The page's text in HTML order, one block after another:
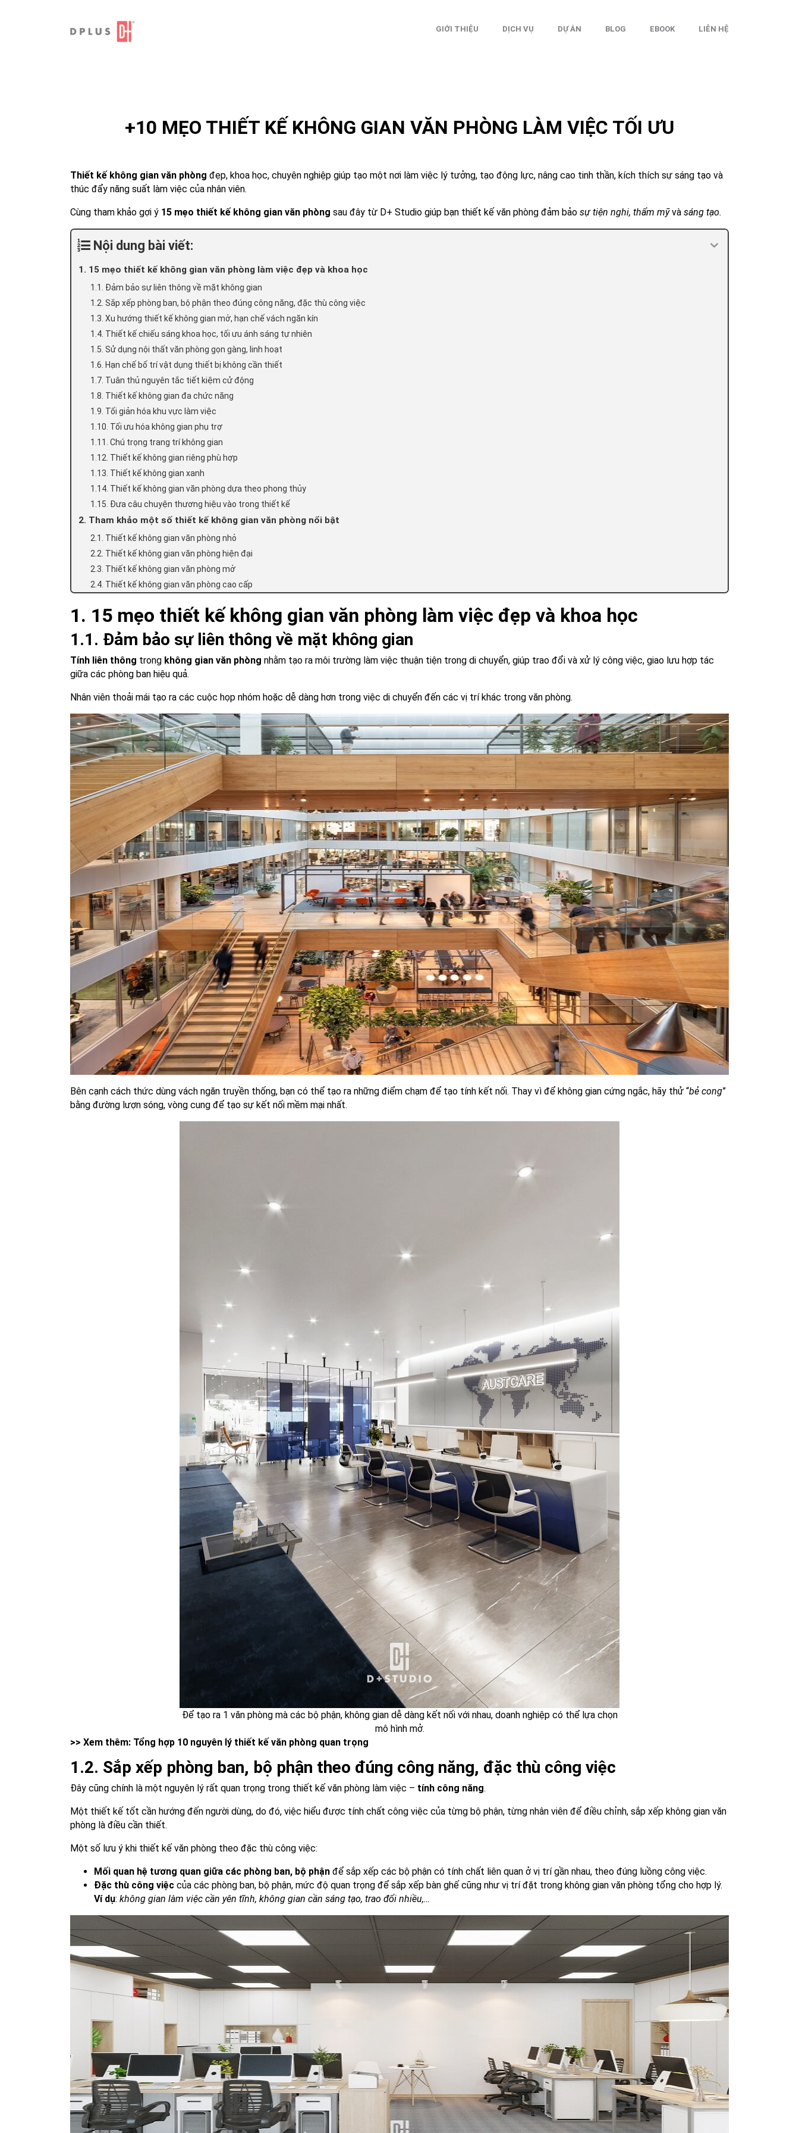
GIỚI THIỆU DỊCH VỤ DỰ ÁN BLOG EBOOK LIÊN HỆ
+10 MẸO THIẾT KẾ KHÔNG GIAN VĂN PHÒNG LÀM VIỆC TỐI ƯU
Thiết kế không gian văn phòng đẹp, khoa học, chuyên nghiệp giúp tạo một nơi làm việc lý tưởng, tạo động lực, nâng cao tinh thần, kích thích sự sáng tạo và
thúc đẩy năng suất làm việc của nhân viên.
Cùng tham khảo gợi ý 15 mẹo thiết kế không gian văn phòng sau đây từ D+ Studio giúp bạn thiết kế văn phòng đảm bảo sự tiện nghi, thẩm mỹvà sáng tạo.
Nội dung bài viết:
1. 15 mẹo thiết kế không gian văn phòng làm việc đẹp và khoa học
1.1. Đảm bảo sự liên thông về mặt không gian
1.2. Sắp xếp phòng ban, bộ phận theo đúng công năng, đặc thù công việc
1.3. Xu hướng thiết kế không gian mở, hạn chế vách ngăn kín
1.4. Thiết kế chiếu sáng khoa học, tối ưu ánh sáng tự nhiên
1.5. Sử dụng nội thất văn phòng gọn gàng, linh hoạt
1.6. Hạn chế bố trí vật dụng thiết bị không cần thiết
1.7. Tuân thủ nguyên tắc tiết kiệm cử động
1.8. Thiết kế không gian đa chức năng
1.9. Tối giản hóa khu vực làm việc
1.10. Tối ưu hóa không gian phụ trợ
1.11. Chú trọng trang trí không gian
1.12. Thiết kế không gian riêng phù hợp
1.13. Thiết kế không gian xanh
1.14. Thiết kế không gian văn phòng dựa theo phong thủy
1.15. Đưa câu chuyện thương hiệu vào trong thiết kế
2. Tham khảo một số thiết kế không gian văn phòng nổi bật
2.1. Thiết kế không gian văn phòng nhỏ
2.2. Thiết kế không gian văn phòng hiện đại
2.3. Thiết kế không gian văn phòng mở
2.4. Thiết kế không gian văn phòng cao cấp
1. 15 mẹo thiết kế không gian văn phòng làm việc đẹp và khoa học
1.1. Đảm bảo sự liên thông về mặt không gian
Tính liên thông trong không gian văn phòng nhằm tạo ra môi trường làm việc thuận tiện trong di chuyển, giúp trao đổi và xử lý công việc, giao lưu hợp tác
giữa các phòng ban hiệu quả.
Nhân viên thoải mái tạo ra các cuộc họp nhóm hoặc dễ dàng hơn trong việc di chuyển đến các vị trí khác trong văn phòng.
Bên cạnh cách thức dùng vách ngăn truyền thống, bạn có thể tạo ra những điểm chạm để tạo tính kết nối. Thay vì để không gian cứng ngắc, hãy thử “bẻ cong”
bằng đường lượn sóng, vòng cung để tạo sự kết nối mềm mại nhất.
Để tạo ra 1 văn phòng mà các bộ phận, không gian dễ dàng kết nối với nhau, doanh nghiệp có thể lựa chọn
mô hình mở.
>> Xem thêm: Tổng hợp 10 nguyên lý thiết kế văn phòng quan trọng
1.2. Sắp xếp phòng ban, bộ phận theo đúng công năng, đặc thù công việc
Đây cũng chính là một nguyên lý rất quan trọng trong thiết kế văn phòng làm việc – tính công năng.
Một thiết kế tốt cần hướng đến người dùng, do đó, việc hiểu được tính chất công việc của từng bộ phận, từng nhân viên để điều chỉnh, sắp xếp không gian văn
phòng là điều cần thiết.
Một số lưu ý khi thiết kế văn phòng theo đặc thù công việc:
Mối quan hệ tương quan giữa các phòng ban, bộ phận để sắp xếp các bộ phận có tính chất liên quan ở vị trí gần nhau, theo đúng luồng công việc.
Đặc thù công việc của các phòng ban, bộ phận, mức độ quan trọng để sắp xếp bàn ghế cũng như vị trí đặt trong không gian văn phòng tổng cho hợp lý.
Ví dụ: không gian làm việc cần yên tĩnh, không gian cần sáng tạo, trao đổi nhiều,…